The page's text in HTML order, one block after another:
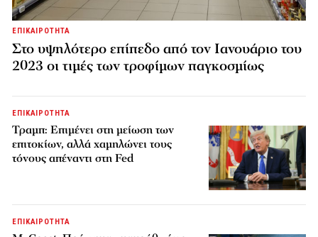
ΕΠΙΚΑΙΡΟΤΗΤΑ
Στο υψηλότερο επίπεδο από τον Ιανουάριο του
2023 οι τιμές των τροφίμων παγκοσμίως
ΕΠΙΚΑΙΡΟΤΗΤΑ
Τραμπ: Επιμένει στη μείωση των
επιτοκίων, αλλά χαμηλώνει τους
τόνους απέναντι στη Fed
ΕΠΙΚΑΙΡΟΤΗΤΑ